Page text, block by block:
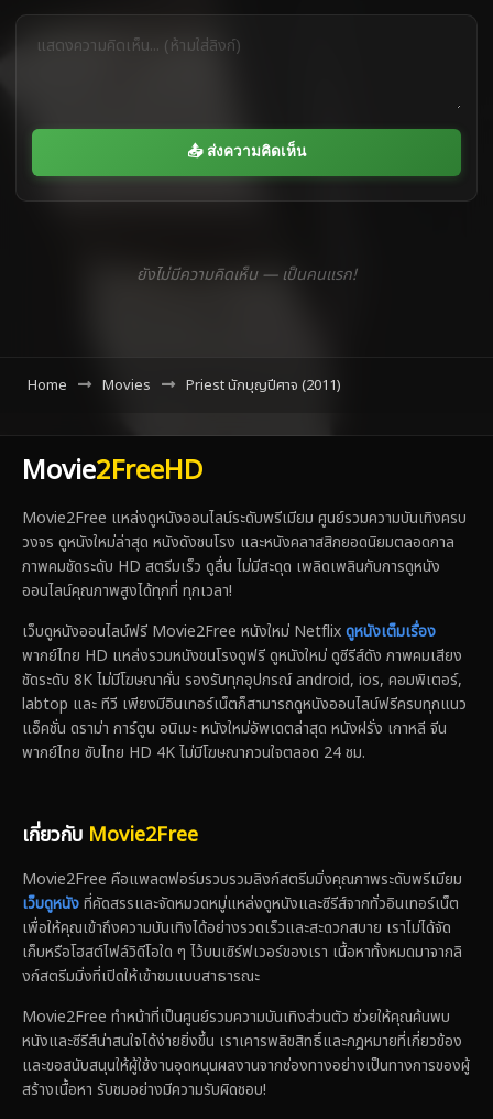
📤 ส่งความคิดเห็น
ยังไม่มีความคิดเห็น — เป็นคนแรก!
Home Movies Priest นักบุญปีศาจ (2011)
Movie2FreeHD
Movie2Free แหล่งดูหนังออนไลน์ระดับพรีเมียม ศูนย์รวมความบันเทิงครบ
วงจร ดูหนังใหม่ล่าสุด หนังดังชนโรง และหนังคลาสสิกยอดนิยมตลอดกาล
ภาพคมชัดระดับ HD สตรีมเร็ว ดูลื่น ไม่มีสะดุด เพลิดเพลินกับการดูหนัง
ออนไลน์คุณภาพสูงได้ทุกที่ ทุกเวลา!
เว็บดูหนังออนไลน์ฟรี Movie2Free หนังใหม่ Netflixดูหนังเต็มเรื่อง
พากย์ไทย HD แหล่งรวมหนังชนโรงดูฟรี ดูหนังใหม่ ดูซีรีส์ดัง ภาพคมเสียง
ชัดระดับ 8K ไม่มีโฆษณาคั่น รองรับทุกอุปกรณ์ android, ios, คอมพิเตอร์,
labtop และ ทีวี เพียงมีอินเทอร์เน็ตก็สามารถดูหนังออนไลน์ฟรีครบทุกแนว
แอ็คชั่น ดราม่า การ์ตูน อนิเมะ หนังใหม่อัพเดตล่าสุด หนังฝรั่ง เกาหลี จีน
พากย์ไทย ซับไทย HD 4K ไม่มีโฆษณากวนใจตลอด 24 ชม.
เกี่ยวกับ Movie2Free
Movie2Free คือแพลตฟอร์มรวบรวมลิงก์สตรีมมิ่งคุณภาพระดับพรีเมียม
เว็บดูหนังที่คัดสรรและจัดหมวดหมู่แหล่งดูหนังและซีรีส์จากทั่วอินเทอร์เน็ต
เพื่อให้คุณเข้าถึงความบันเทิงได้อย่างรวดเร็วและสะดวกสบาย เราไม่ได้จัด
เก็บหรือโฮสต์ไฟล์วิดีโอใด ๆ ไว้บนเซิร์ฟเวอร์ของเรา เนื้อหาทั้งหมดมาจากลิ
งก์สตรีมมิ่งที่เปิดให้เข้าชมแบบสาธารณะ
Movie2Free ทำหน้าที่เป็นศูนย์รวมความบันเทิงส่วนตัว ช่วยให้คุณค้นพบ
หนังและซีรีส์น่าสนใจได้ง่ายยิ่งขึ้น เราเคารพลิขสิทธิ์และกฎหมายที่เกี่ยวข้อง
และขอสนับสนุนให้ผู้ใช้งานอุดหนุนผลงานจากช่องทางอย่างเป็นทางการของผู้
สร้างเนื้อหา รับชมอย่างมีความรับผิดชอบ!